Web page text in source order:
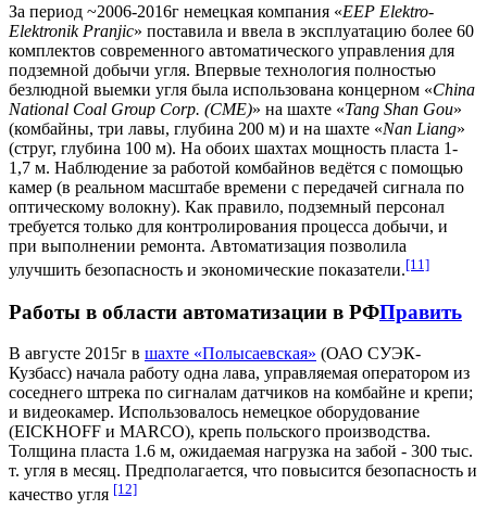
За период ~2006-2016г немецкая компания «EEP Elektro-
Elektronik Pranjic» поставила и ввела в эксплуатацию более 60
комплектов современного автоматического управления для
подземной добычи угля. Впервые технология полностью
безлюдной выемки угля была использована концерном «China
National Coal Group Corp. (CME)» на шахте «Tang Shan Gou»
(комбайны, три лавы, глубина 200 м) и на шахте «Nan Liang»
(струг, глубина 100 м). На обоих шахтах мощность пласта 1-
1,7 м. Наблюдение за работой комбайнов ведётся с помощью
камер (в реальном масштабе времени с передачей сигнала по
оптическому волокну). Как правило, подземный персонал
требуется только для контролирования процесса добычи, и
при выполнении ремонта. Автоматизация позволила
улучшить безопасность и экономические показатели.[11]
Работы в области автоматизации в РФПравить
В августе 2015г в шахте «Полысаевская» (ОАО СУЭК-
Кузбасс) начала работу одна лава, управляемая оператором из
соседнего штрека по сигналам датчиков на комбайне и крепи;
и видеокамер. Использовалось немецкое оборудование
(EICKHOFF и MARCO), крепь польского производства.
Толщина пласта 1.6 м, ожидаемая нагрузка на забой - 300 тыс.
т. угля в месяц. Предполагается, что повысится безопасность и
качество угля [12]